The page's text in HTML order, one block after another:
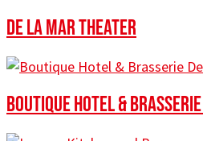
DE LA MAR THEATER
BOUTIQUE HOTEL &